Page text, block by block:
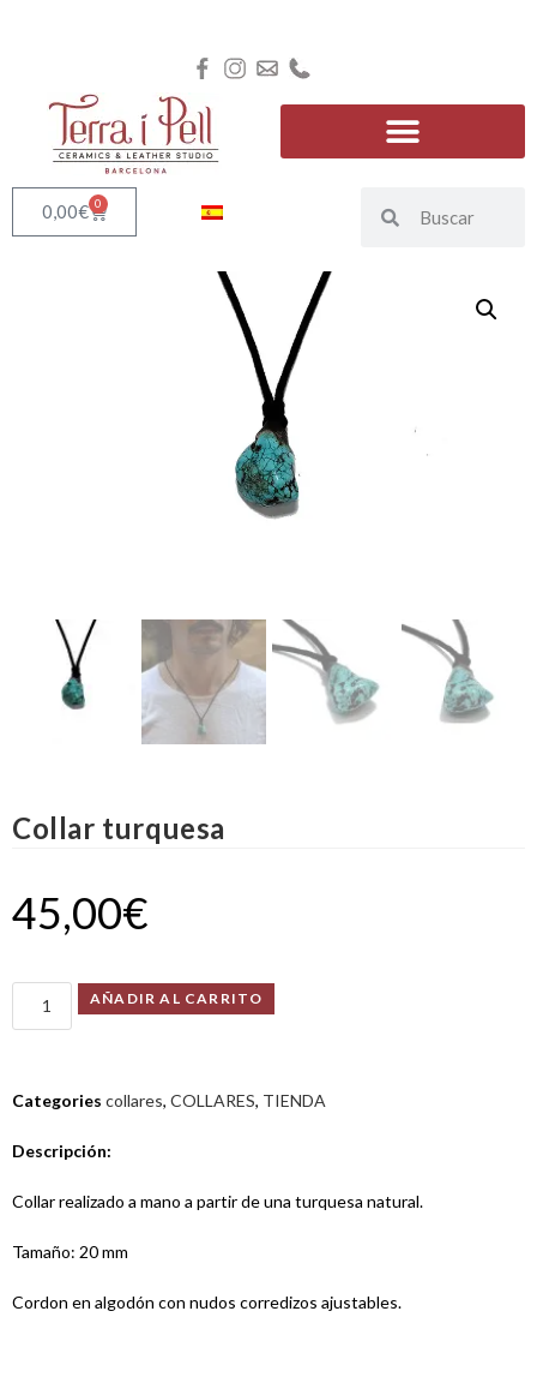
0,00€ 0
Collar turquesa
45,00€
AÑADIR AL CARRITO
Categories collares, COLLARES, TIENDA
Descripción:
Collar realizado a mano a partir de una turquesa natural.
Tamaño: 20 mm
Cordon en algodón con nudos corredizos ajustables.